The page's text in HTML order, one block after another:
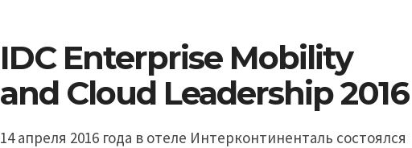
IDC Enterprise Mobility
and Cloud Leadership 2016
14 апреля 2016 года в отеле Интерконтиненталь состоялся